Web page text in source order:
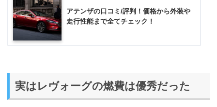
アテンザの口コミ/評判！価格から外装や
走行性能まで全てチェック！
実はレヴォーグの燃費は優秀だった